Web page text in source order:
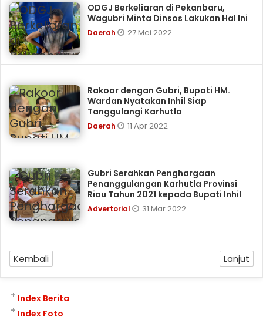
ODGJ Berkeliaran di Pekanbaru,
Wagubri Minta Dinsos Lakukan Hal Ini
Daerah 27 Mei 2022
Rakoor dengan Gubri, Bupati HM.
Wardan Nyatakan Inhil Siap
Tanggulangi Karhutla
Daerah 11 Apr 2022
Gubri Serahkan Penghargaan
Penanggulangan Karhutla Provinsi
Riau Tahun 2021 kepada Bupati Inhil
Advertorial 31 Mar 2022
Kembali Lanjut
Index Berita
+
Index Foto
+